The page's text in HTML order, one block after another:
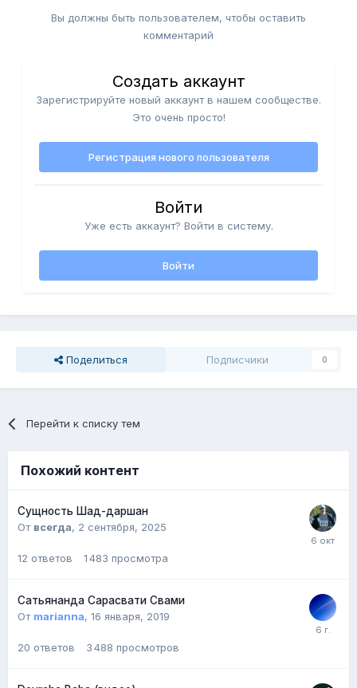
Вы должны быть пользователем, чтобы оставить
комментарий
Создать аккаунт
Зарегистрируйте новый аккаунт в нашем сообществе.
Это очень просто!
Регистрация нового пользователя
Войти
Уже есть аккаунт? Войти в систему.
Войти
Поделиться Подписчики 0
Перейти к списку тем
Похожий контент
Сущность Шад-даршан
От всегда, 2 сентября, 2025
12 ответов 1 483 просмотра
Сатьянанда Сарасвати Свами
От marianna, 16 января, 2019
20 ответов 3 488 просмотров